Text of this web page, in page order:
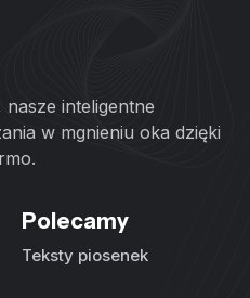
inteligentne
w mgnieniu oka dzięki
Polecamy
Teksty piosenek